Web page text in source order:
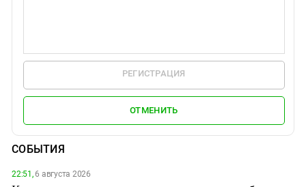
РЕГИСТРАЦИЯ
ОТМЕНИТЬ
СОБЫТИЯ
22:51,6 августа 2026